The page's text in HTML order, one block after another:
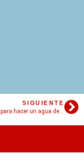
SIGUIENTE
La receta para hacer un agua de jamaica refrescante, deliciosa y natural